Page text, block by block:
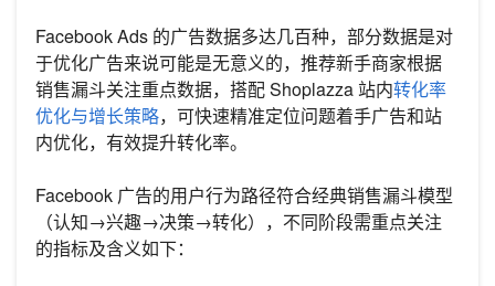
Facebook Ads 的广告数据多达几百种，部分数据是对
于优化广告来说可能是无意义的，推荐新手商家根据
销售漏斗关注重点数据，搭配 Shoplazza 站内转化率
优化与增长策略，可快速精准定位问题着手广告和站
内优化，有效提升转化率。
Facebook 广告的用户行为路径符合经典销售漏斗模型
（认知→兴趣→决策→转化），不同阶段需重点关注
的指标及含义如下：